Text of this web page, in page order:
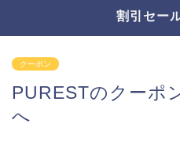
割引セー
クーポン
PURESTのクーポ
へ